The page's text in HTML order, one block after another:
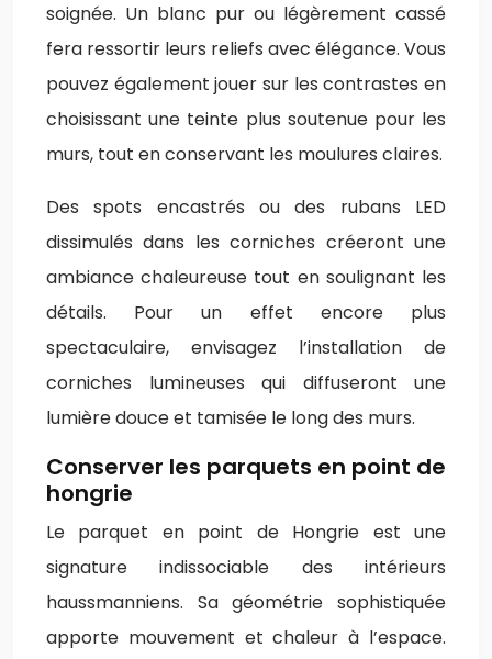
soignée. Un blanc pur ou légèrement cassé
fera ressortir leurs reliefs avec élégance. Vous
pouvez également jouer sur les contrastes en
choisissant une teinte plus soutenue pour les
murs, tout en conservant les moulures claires.
Des spots encastrés ou des rubans LED
dissimulés dans les corniches créeront une
ambiance chaleureuse tout en soulignant les
détails. Pour un effet encore plus
spectaculaire, envisagez l’installation de
corniches lumineuses qui diffuseront une
lumière douce et tamisée le long des murs.
Conserver les parquets en point de
hongrie
Le parquet en point de Hongrie est une
signature indissociable des intérieurs
haussmanniens. Sa géométrie sophistiquée
apporte mouvement et chaleur à l’espace.